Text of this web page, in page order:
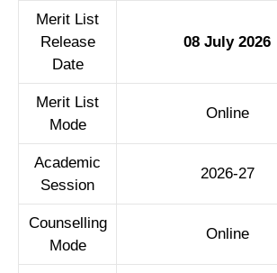
Merit List
Release
Date
08 July 2026
Merit List
Mode
Online
Academic
Session
2026-27
Counselling
Mode
Online